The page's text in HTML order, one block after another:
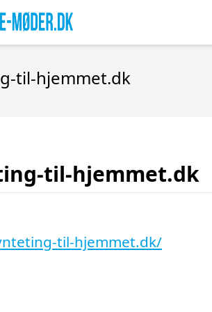
til-hjemmet.dk
til-hjemmet.dk
til-hjemmet.dk/